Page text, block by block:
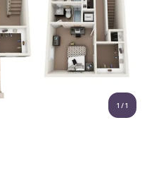
语言
Deutsch
French
1 /1